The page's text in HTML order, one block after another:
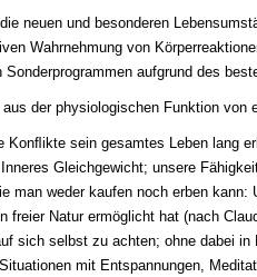
neuen und besonderen
Wahrnehmung von
aufgrund des
der physiologischen Funktion von
sein gesamtes Leben lang
Gleichgewicht; unsere
man weder kaufen noch erben
Natur ermöglicht hat (nach
sich selbst zu achten; ohne dabei
mit Entspannungen,